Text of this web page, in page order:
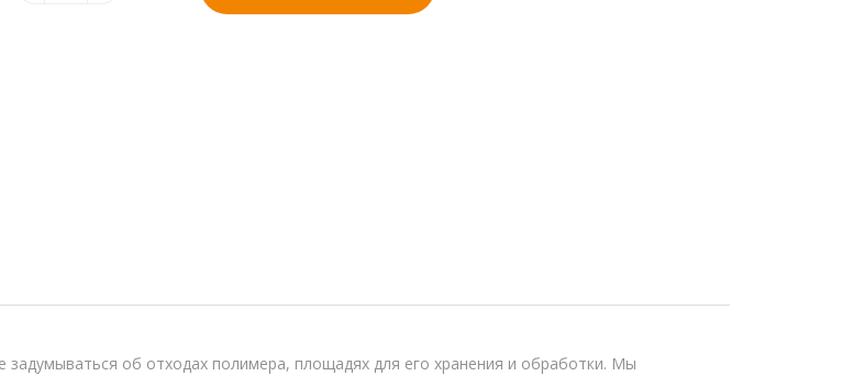
об отходах полимера, площадях для его хранения и обработки. Мы